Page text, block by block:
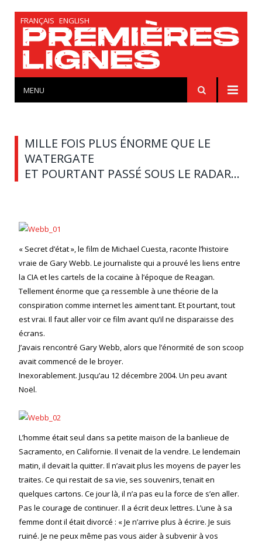
FRANÇAIS ENGLISH
MENU
MILLE FOIS PLUS ÉNORME QUE LE
WATERGATE
ET POURTANT PASSÉ SOUS LE RADAR…
« Secret d’état », le film de Michael Cuesta, raconte l’histoire
vraie de Gary Webb. Le journaliste qui a prouvé les liens entre
la CIA et les cartels de la cocaïne à l’époque de Reagan.
Tellement énorme que ça ressemble à une théorie de la
conspiration comme internet les aiment tant. Et pourtant, tout
est vrai. Il faut aller voir ce film avant qu’il ne disparaisse des
écrans.
J’avais rencontré Gary Webb, alors que l’énormité de son scoop
avait commencé de le broyer.
Inexorablement. Jusqu’au 12 décembre 2004. Un peu avant
Noël.
L’homme était seul dans sa petite maison de la banlieue de
Sacramento, en Californie. Il venait de la vendre. Le lendemain
matin, il devait la quitter. Il n’avait plus les moyens de payer les
traites. Ce qui restait de sa vie, ses souvenirs, tenait en
quelques cartons. Ce jour là, il n’a pas eu la force de s’en aller.
Pas le courage de continuer. Il a écrit deux lettres. L’une à sa
femme dont il était divorcé : « Je n’arrive plus à écrire. Je suis
ruiné. Je ne peux même pas vous aider à subvenir à vos